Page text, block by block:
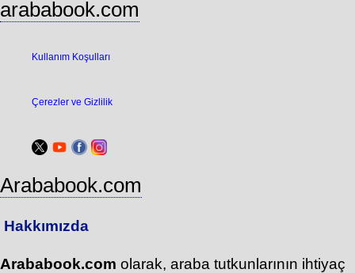
arababook.com
Kullanım Koşulları
Çerezler ve Gizlilik
Arababook.com
Hakkımızda
Arababook.com olarak, araba tutkunlarının ihtiyaç